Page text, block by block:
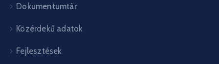
Dokumentumtár
Közérdekű adatok
Fejlesztések